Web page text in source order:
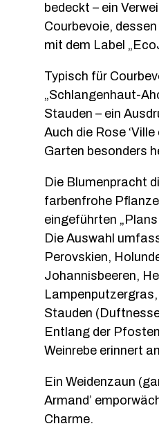
bedeckt – ein
Courbevoie,
mit dem Label
Typisch für
„Schlangenhaut-
Stauden – ein
Auch die Rose
Garten besonders
Die Blumenpracht
farbenfrohe
eingeführten
Die Auswahl
Perovskien,
Johannisbeeren,
Stauden
Entlang der
Weinrebe erinnert
Ein Weidenzaun
Armand’
Charme.